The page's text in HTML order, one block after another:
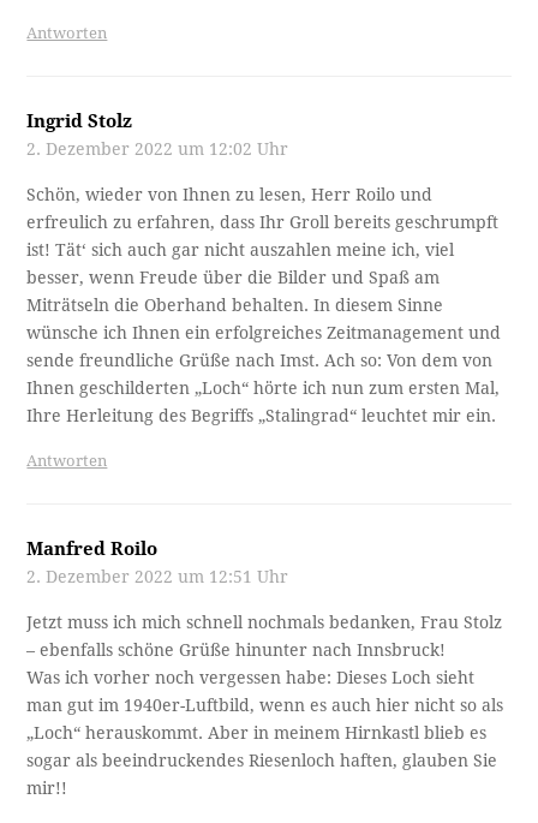
Antworten
Ingrid Stolz
2. Dezember 2022 um 12:02 Uhr
Schön, wieder von Ihnen zu lesen, Herr Roilo und
erfreulich zu erfahren, dass Ihr Groll bereits geschrumpft
ist! Tät‘ sich auch gar nicht auszahlen meine ich, viel
besser, wenn Freude über die Bilder und Spaß am
Miträtseln die Oberhand behalten. In diesem Sinne
wünsche ich Ihnen ein erfolgreiches Zeitmanagement und
sende freundliche Grüße nach Imst. Ach so: Von dem von
Ihnen geschilderten „Loch“ hörte ich nun zum ersten Mal,
Ihre Herleitung des Begriffs „Stalingrad“ leuchtet mir ein.
Antworten
Manfred Roilo
2. Dezember 2022 um 12:51 Uhr
Jetzt muss ich mich schnell nochmals bedanken, Frau Stolz
– ebenfalls schöne Grüße hinunter nach Innsbruck!
Was ich vorher noch vergessen habe: Dieses Loch sieht
man gut im 1940er-Luftbild, wenn es auch hier nicht so als
„Loch“ herauskommt. Aber in meinem Hirnkastl blieb es
sogar als beeindruckendes Riesenloch haften, glauben Sie
mir!!